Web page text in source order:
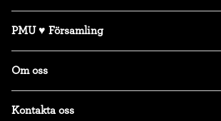
PMU ♥ Församling
Om oss
Kontakta oss